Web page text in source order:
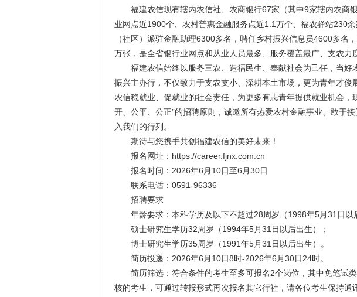
福建农信现有辖内农信社、农商银行67家（其中9家辖内农商
业网点近1900个、农村普惠金融服务点近1.1万个、福农驿站230
（社区）派驻金融助理6300多名，聘任乡村振兴信息员4600多名
万张，是全省银行业网点和从业人员最多、服务覆盖最广、支农力
福建农信始终以服务三农、造福民生、奉献社会为己任，当好
振兴主办行，不仅致力于支农支小、深耕本土市场，更为青年才
农信稳就业、促就业的社会责任，为更多有志青年提供就业机会，
开、公平、公正”的招聘原则，诚邀所有热爱农村金融事业、敢于
入我们的行列。
期待与您携手共创福建农信的美好未来！
报名网址：https://career.fjnx.com.cn
报名时间：2026年6月10日至6月30日
联系电话：0591-96336
招聘要求
年龄要求：本科学历及以下不超过28周岁（1998年5月31日以
硕士研究生学历32周岁（1994年5月31日以后出生）；
博士研究生学历35周岁（1991年5月31日以后出生）。
简历投递：2026年6月10日8时-2026年6月30日24时。
简历筛选：符合条件的考生至多可报名2个岗位，其中免笔试
核的考生，可通过转报形式再次报名其它行社，请各位考生保持通